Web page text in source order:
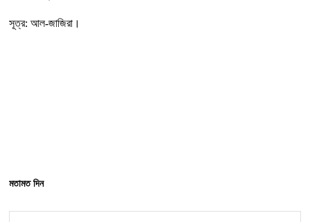
সূত্র: আল-জাজিরা।
মতামত দিন